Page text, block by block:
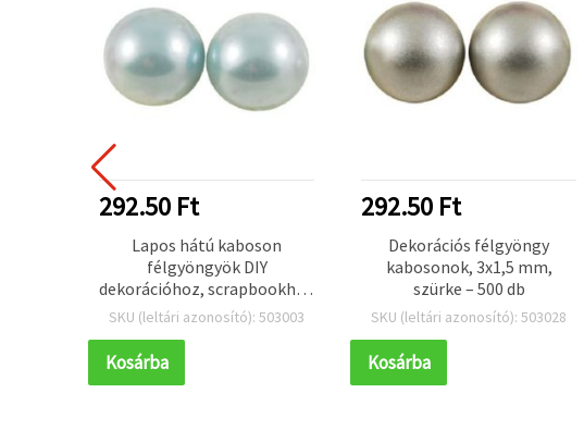
292.50 Ft
Lapos hátú kaboson
félgyöngyök DIY
dekorációhoz, scrapbookhoz
és dekupázshoz, 4x2 mm,
világoskék – 500 db
SKU (leltári azonosító): 503003
Kosárba
292.50 Ft
Dekorációs félgyöngy
kabosonok, 3x1,5 mm,
szürke – 500 db
SKU (leltári azonosító): 503028
Kosárba